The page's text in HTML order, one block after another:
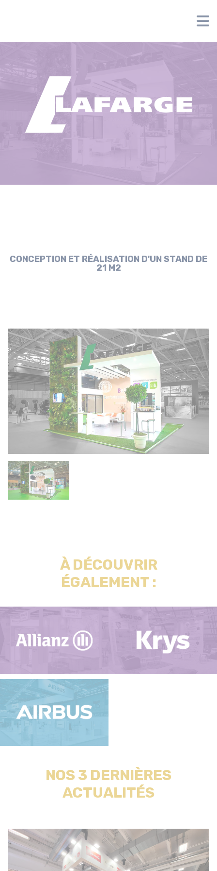
CONCEPTION ET RÉALISATION D'UN STAND DE
21 M2
À DÉCOUVRIR
ÉGALEMENT :
NOS 3 DERNIÈRES
ACTUALITÉS